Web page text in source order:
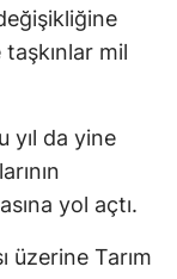
mil
yıl da yine
yol açtı.
üzerine Tarım